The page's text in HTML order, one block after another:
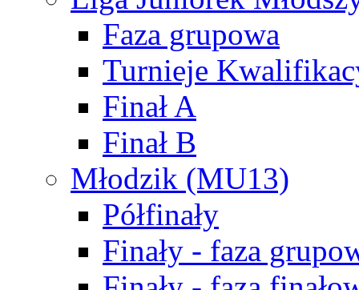
Faza grupowa
Turnieje
Finał A
Finał B
Młodzik (MU13)
Półfinały
Finały - faza